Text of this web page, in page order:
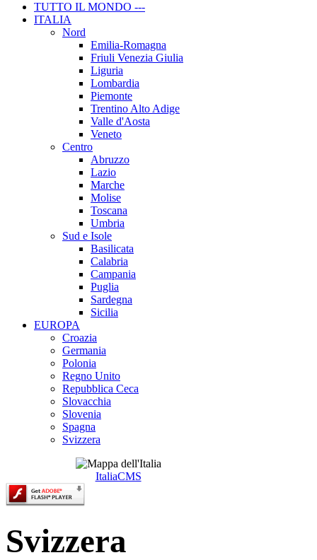
TUTTO IL MONDO ---
ITALIA
Nord
Emilia-Romagna
Friuli Venezia Giulia
Liguria
Lombardia
Piemonte
Trentino Alto Adige
Valle d'Aosta
Veneto
Centro
Abruzzo
Lazio
Marche
Molise
Toscana
Umbria
Sud e Isole
Basilicata
Calabria
Campania
Puglia
Sardegna
Sicilia
EUROPA
Croazia
Germania
Polonia
Regno Unito
Repubblica Ceca
Slovacchia
Slovenia
Spagna
Svizzera
ItaliaCMS
Svizzera